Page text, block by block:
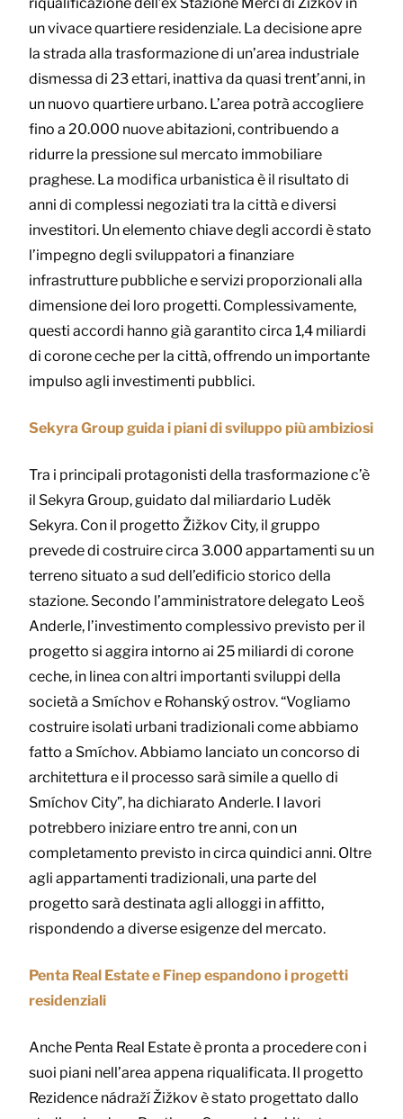
un vivace quartiere residenziale. La decisione apre
la strada alla trasformazione di un’area industriale
dismessa di 23 ettari, inattiva da quasi trent’anni, in
un nuovo quartiere urbano. L’area potrà accogliere
fino a 20.000 nuove abitazioni, contribuendo a
ridurre la pressione sul mercato immobiliare
praghese. La modifica urbanistica è il risultato di
anni di complessi negoziati tra la città e diversi
investitori. Un elemento chiave degli accordi è stato
l’impegno degli sviluppatori a finanziare
infrastrutture pubbliche e servizi proporzionali alla
dimensione dei loro progetti. Complessivamente,
questi accordi hanno già garantito circa 1,4 miliardi
di corone ceche per la città, offrendo un importante
impulso agli investimenti pubblici.
Sekyra Group guida i piani di sviluppo più ambiziosi
Tra i principali protagonisti della trasformazione c’è
il Sekyra Group, guidato dal miliardario Luděk
Sekyra. Con il progetto Žižkov City, il gruppo
prevede di costruire circa 3.000 appartamenti su un
terreno situato a sud dell’edificio storico della
stazione. Secondo l’amministratore delegato Leoš
Anderle, l’investimento complessivo previsto per il
progetto si aggira intorno ai 25 miliardi di corone
ceche, in linea con altri importanti sviluppi della
società a Smíchov e Rohanský ostrov. “Vogliamo
costruire isolati urbani tradizionali come abbiamo
fatto a Smíchov. Abbiamo lanciato un concorso di
architettura e il processo sarà simile a quello di
Smíchov City”, ha dichiarato Anderle. I lavori
potrebbero iniziare entro tre anni, con un
completamento previsto in circa quindici anni. Oltre
agli appartamenti tradizionali, una parte del
progetto sarà destinata agli alloggi in affitto,
rispondendo a diverse esigenze del mercato.
Penta Real Estate e Finep espandono i progetti
residenziali
Anche Penta Real Estate è pronta a procedere con i
suoi piani nell’area appena riqualificata. Il progetto
Rezidence nádraží Žižkov è stato progettato dallo